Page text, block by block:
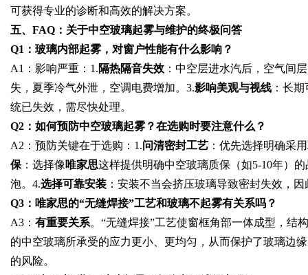
可获得专业的诊断和高效的解决方案。
五、FAQ：关于中空玻璃起雾与维护的终极问答
Q1：玻璃内部起雾，对窗户性能有什么影响？
A1：影响严重：1.隔热隔音失效 ：中空层进水汽后，空气间
失，夏季冷气外泄，空调电费增加。3.影响美观与视线 ：长
统已失效，需尽快处理。
Q2：如何预防中空玻璃起雾？在选购时要注意什么？
A2：预防关键在于选购：1.问清密封工艺 ：优先选择明确采用
保 ：选择像唯家思这样提供明确中空玻璃质保（如5-10年）的
泡。4.选择可靠安装 ：安装不当会挤压玻璃导致密封失效，
Q3：唯家思的“无缝焊接”工艺和玻璃不起雾有关系吗？
A3： 有重要关系。“无缝焊接”工艺使窗框角部一体成型，结
的中空玻璃所承受的应力更小、更均匀，从而保护了玻璃边
的风险。